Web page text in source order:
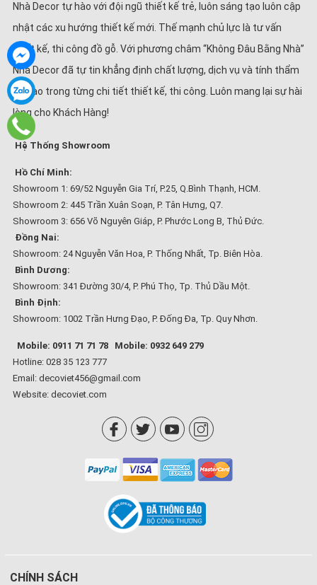
Nhà Decor tự hào với đội ngũ thiết kế trẻ, luôn sáng tạo luôn cập
nhật các xu hướng thiết kế mới. Thế mạnh chủ lực là tư vấn
thiết kế, thi công đồ gỗ. Với phương châm “Không Đâu Bằng Nhà”
Nhà Decor đã tự tin khẳng định chất lượng, dịch vụ và tính thẩm
mĩ cao trong từng chi tiết thiết kế, thi công. Luôn mang lại sự hài
lòng cho Khách Hàng!
Hệ Thống Showroom
Hồ Chí Minh:
Showroom 1: 69/52 Nguyễn Gia Trí, P.25, Q.Bình Thạnh, HCM.
Showroom 2: 445 Trần Xuân Soạn, P. Tân Hưng, Q7.
Showroom 3: 656 Võ Nguyên Giáp, P. Phước Long B, Thủ Đức.
Đồng Nai:
Showroom: 24 Nguyễn Văn Hoa, P. Thống Nhất, Tp. Biên Hòa.
Bình Dương:
Showroom: 341 Đường 30/4, P. Phú Thọ, Tp. Thủ Dầu Một.
Bình Định:
Showroom: 1002 Trần Hưng Đạo, P. Đống Đa, Tp. Quy Nhơn.
Mobile: 0911 71 71 78
Mobile: 0932 649 279
Hotline: 028 35 123 777
Email: decoviet456@gmail.com
Website: decoviet.com
CHÍNH SÁCH